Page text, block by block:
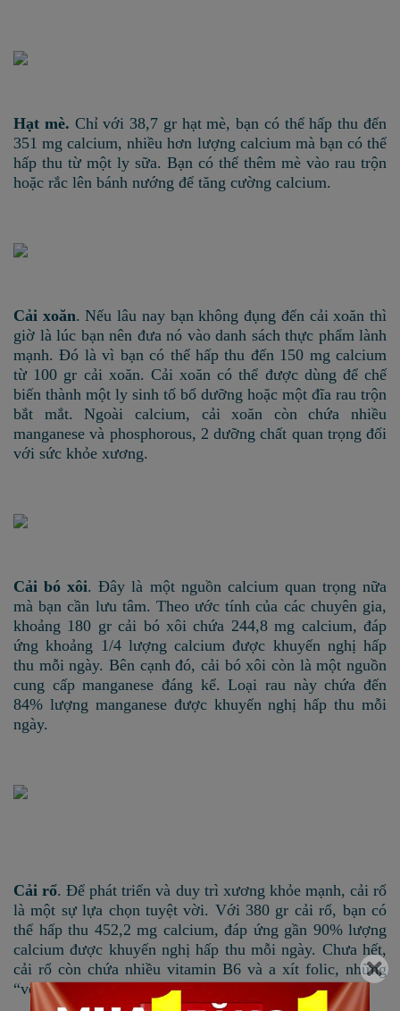
Hạt mè. Chỉ với 38,7 gr hạt mè, bạn có thể hấp thu đến
351 mg calcium, nhiều hơn lượng calcium mà bạn có thể
hấp thu từ một ly sữa. Bạn có thể thêm mè vào rau trộn
hoặc rắc lên bánh nướng để tăng cường calcium.
Cải xoăn. Nếu lâu nay bạn không đụng đến cải xoăn thì
giờ là lúc bạn nên đưa nó vào danh sách thực phẩm lành
mạnh. Đó là vì bạn có thể hấp thu đến 150 mg calcium
từ 100 gr cải xoăn. Cải xoăn có thể được dùng để chế
biến thành một ly sinh tố bổ dưỡng hoặc một đĩa rau trộn
bắt mắt. Ngoài calcium, cải xoăn còn chứa nhiều
manganese và phosphorous, 2 dưỡng chất quan trọng đối
với sức khỏe xương.
Cải bó xôi. Đây là một nguồn calcium quan trọng nữa
mà bạn cần lưu tâm. Theo ước tính của các chuyên gia,
khoảng 180 gr cải bó xôi chứa 244,8 mg calcium, đáp
ứng khoảng 1/4 lượng calcium được khuyến nghị hấp
thu mỗi ngày. Bên cạnh đó, cải bó xôi còn là một nguồn
cung cấp manganese đáng kể. Loại rau này chứa đến
84% lượng manganese được khuyến nghị hấp thu mỗi
ngày.
Cải rổ. Để phát triển và duy trì xương khỏe mạnh, cải rổ
là một sự lựa chọn tuyệt vời. Với 380 gr cải rổ, bạn có
thể hấp thu 452,2 mg calcium, đáp ứng gần 90% lượng
calcium được khuyến nghị hấp thu mỗi ngày. Chưa hết,
cải rổ còn chứa nhiều vitamin B6 và a xít folic, những
“vệ sĩ” chủ chốt khác của xương.